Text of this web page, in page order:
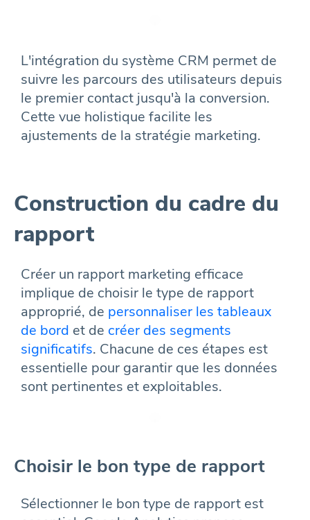
L'intégration du système CRM permet de
suivre les parcours des utilisateurs depuis
le premier contact jusqu'à la conversion.
Cette vue holistique facilite les
ajustements de la stratégie marketing.
Construction du cadre du
rapport
Créer un rapport marketing efficace
implique de choisir le type de rapport
approprié, de personnaliser les tableaux
de bord et de créer des segments
significatifs. Chacune de ces étapes est
essentielle pour garantir que les données
sont pertinentes et exploitables.
Choisir le bon type de rapport
Sélectionner le bon type de rapport est